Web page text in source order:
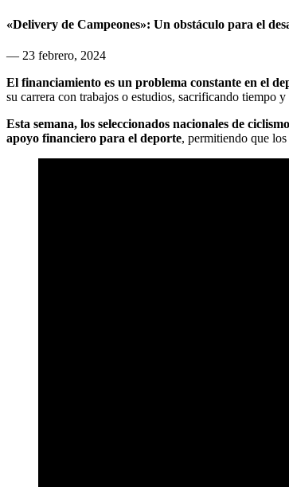
«Delivery de Campeones»: Un obstáculo para el
— 23 febrero, 2024
El financiamiento es un problema constante en el
su carrera con trabajos o estudios, sacrificando tiempo
Esta semana, los seleccionados nacionales de
apoyo financiero para el deporte, permitiendo que